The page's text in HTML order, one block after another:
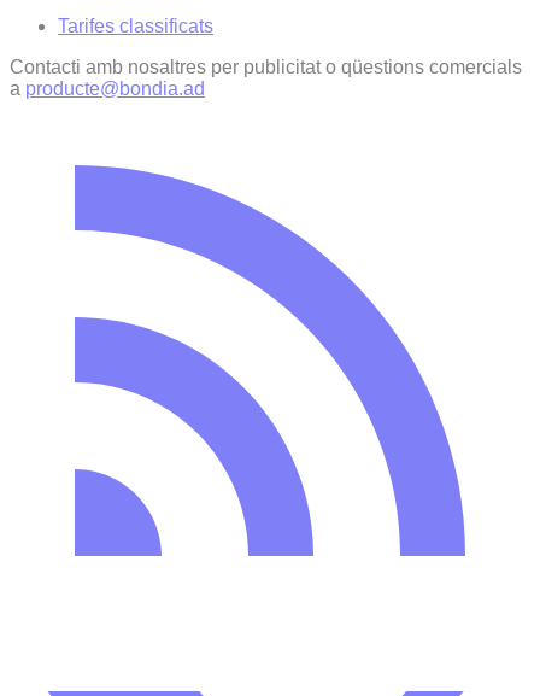
Tarifes classificats
Contacti amb nosaltres per publicitat o qüestions comercials
a producte@bondia.ad